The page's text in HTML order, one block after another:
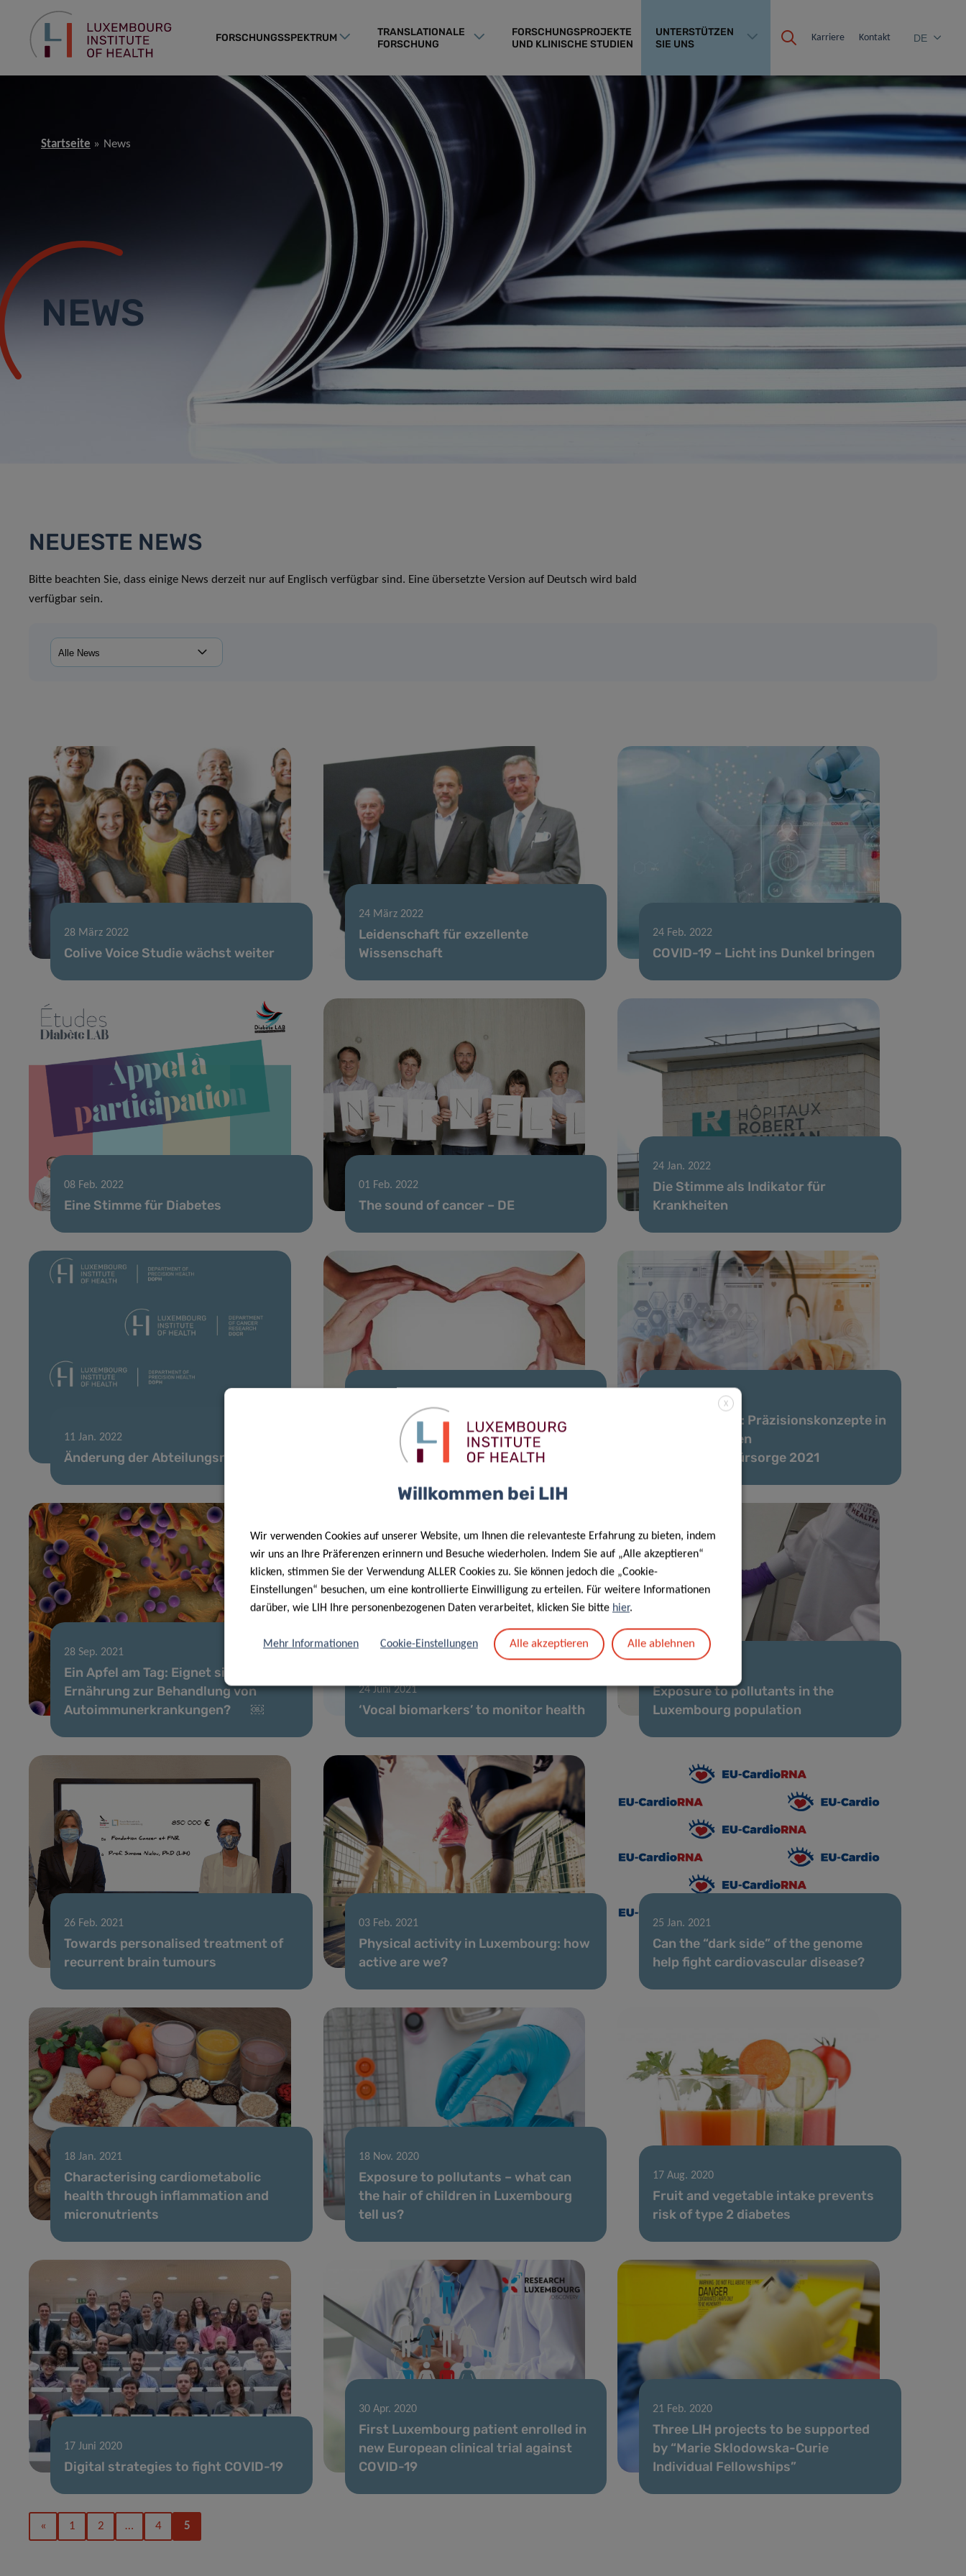
FORSCHUNGSSPEKTRUM
TRANSLATIONALE
FORSCHUNG
FORSCHUNGSPROJEKTE
UND KLINISCHE STUDIEN
UNTERSTÜTZEN
SIE UNS
Karriere Kontakt DE
Startseite News
NEWS
NEUESTE NEWS
Bitte beachten Sie, dass einige News derzeit nur auf Englisch verfügbar sind. Eine übersetzte Version auf Deutsch wird bald
verfügbar sein.
28 März 2022
Colive Voice Studie wächst weiter
24 März 2022
Leidenschaft für exzellente
Wissenschaft
24 Feb. 2022
COVID-19 – Licht ins Dunkel bringen
08 Feb. 2022
Eine Stimme für Diabetes
01 Feb. 2022
The sound of cancer – DE
24 Jan. 2022
Die Stimme als Indikator für
Krankheiten
11 Jan. 2022
Änderung der Abteilungsnamen
Projekt „YOUNG50 #Stay Healthy –
Cardiovascular Risk Prevention“ in
Luxemburg gestartet
Webinar-Serie: Präzisionskonzepte in
der öffentlichen
Gesundheitsfürsorge 2021
28 Sep. 2021
Ein Apfel am Tag: Eignet sich die
Ernährung zur Behandlung von
Autoimmunerkrankungen? ￼
24 Juni 2021
‘Vocal biomarkers’ to monitor health
Exposure to pollutants in the
Luxembourg population
26 Feb. 2021
Towards personalised treatment of
recurrent brain tumours
03 Feb. 2021
Physical activity in Luxembourg: how
active are we?
25 Jan. 2021
Can the “dark side” of the genome
help fight cardiovascular disease?
18 Jan. 2021
Characterising cardiometabolic
health through inflammation and
micronutrients
18 Nov. 2020
Exposure to pollutants – what can
the hair of children in Luxembourg
tell us?
17 Aug. 2020
Fruit and vegetable intake prevents
risk of type 2 diabetes
17 Juni 2020
Digital strategies to fight COVID-19
30 Apr. 2020
First Luxembourg patient enrolled in
new European clinical trial against
COVID-19
21 Feb. 2020
Three LIH projects to be supported
by “Marie Sklodowska-Curie
Individual Fellowships”
« 1 2 … 4 5
X
Willkommen bei LIH
Wir verwenden Cookies auf unserer Website, um Ihnen die relevanteste Erfahrung zu bieten, indem
wir uns an Ihre Präferenzen erinnern und Besuche wiederholen. Indem Sie auf „Alle akzeptieren“
klicken, stimmen Sie der Verwendung ALLER Cookies zu. Sie können jedoch die „Cookie-
Einstellungen“ besuchen, um eine kontrollierte Einwilligung zu erteilen. Für weitere Informationen
darüber, wie LIH Ihre personenbezogenen Daten verarbeitet, klicken Sie bitte hier.
Mehr Informationen Cookie-Einstellungen Alle akzeptieren Alle ablehnen